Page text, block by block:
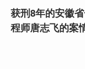
获刑8年的安徽
程师唐志飞的案